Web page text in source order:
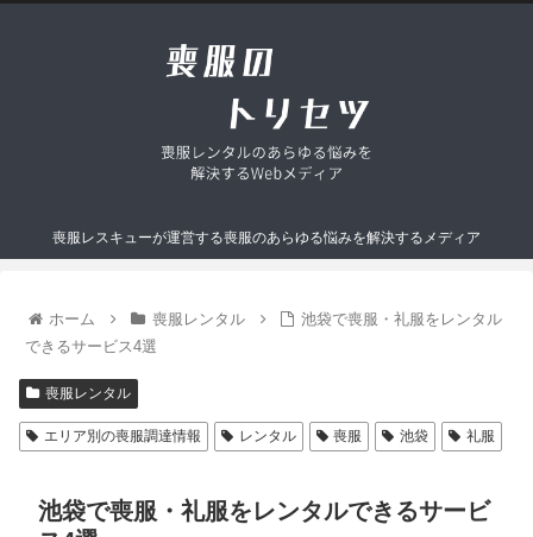
喪服レスキューが運営する喪服のあらゆる悩みを解決するメディア
ホーム 喪服レンタル
池袋で喪服・礼服をレンタル
できるサービス4選
喪服レンタル
エリア別の喪服調達情報 レンタル 喪服 池袋 礼服
池袋で喪服・礼服をレンタルできるサービ